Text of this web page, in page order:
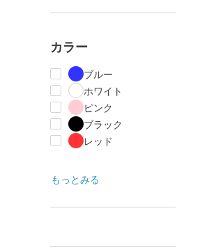
カラー
ブルー
ホワイト
ピンク
ブラック
レッド
もっとみる